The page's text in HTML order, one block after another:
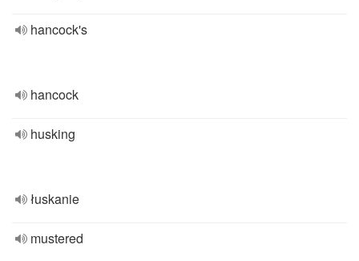
hancock's
hancock
husking
łuskanie
mustered